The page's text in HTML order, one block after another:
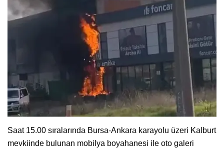
Saat 15.00 sıralarında Bursa-Ankara karayolu üzeri Kalburt
mevkiinde bulunan mobilya boyahanesi ile oto galeri